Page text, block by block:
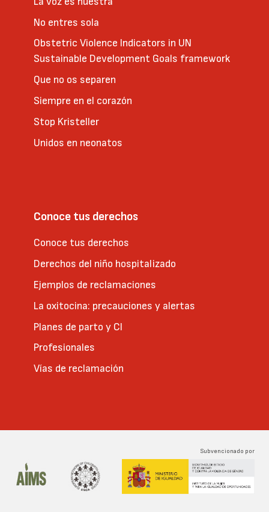
No entres sola
Obstetric Violence Indicators in UN
Sustainable Development Goals framework
Que no os separen
Siempre en el corazón
Stop Kristeller
Unidos en neonatos
Conoce tus derechos
Conoce tus derechos
Derechos del niño hospitalizado
Ejemplos de reclamaciones
La oxitocina: precauciones y alertas
Planes de parto y CI
Profesionales
Vías de reclamación
Subvencionado por